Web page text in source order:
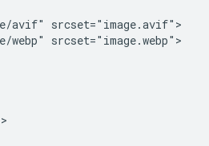
avif" srcset="image.avif">
webp" srcset="image.webp">